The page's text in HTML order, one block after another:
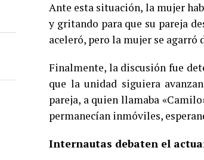
Ante esta situación, la mujer
y gritando para que su pareja
aceleró, pero la mujer se agarró
Finalmente, la discusión fue
que la unidad siguiera
pareja, a quien llamaba
permanecían inmóviles,
Internautas debaten el